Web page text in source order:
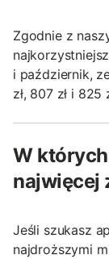
Zgodnie z
i październik,
zł, 807 zł i 825
W
najwięcej
Jeśli szukasz
najdroższymi